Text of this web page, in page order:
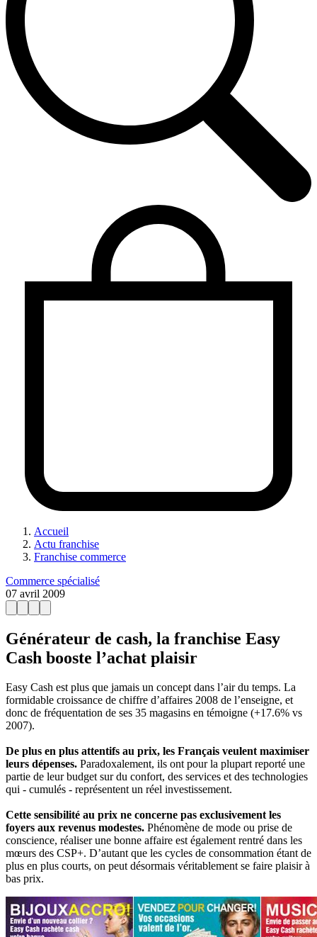
Accueil
Actu franchise
Franchise commerce
Commerce spécialisé
07 avril 2009
Générateur de cash, la franchise Easy
Cash booste l’achat plaisir
Easy Cash est plus que jamais un concept dans l’air du temps. La
formidable croissance de chiffre d’affaires 2008 de l’enseigne, et
donc de fréquentation de ses 35 magasins en témoigne (+17.6% vs
2007).
De plus en plus attentifs au prix, les Français veulent maximiser
leurs dépenses. Paradoxalement, ils ont pour la plupart reporté une
partie de leur budget sur du confort, des services et des technologies
qui - cumulés - représentent un réel investissement.
Cette sensibilité au prix ne concerne pas exclusivement les
foyers aux revenus modestes. Phénomène de mode ou prise de
conscience, réaliser une bonne affaire est également rentré dans les
mœurs des CSP+. D’autant que les cycles de consommation étant de
plus en plus courts, on peut désormais véritablement se faire plaisir à
bas prix.